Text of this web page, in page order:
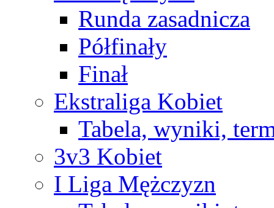
Runda zasadnicza
Półfinały
Finał
Ekstraliga Kobiet
Tabela, wyniki,
3v3 Kobiet
I Liga Mężczyzn